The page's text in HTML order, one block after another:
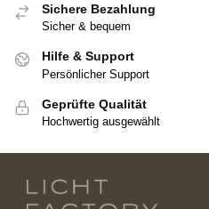
Sichere Bezahlung
Sicher & bequem
Hilfe & Support
Persönlicher Support
Geprüfte Qualität
Hochwertig ausgewählt